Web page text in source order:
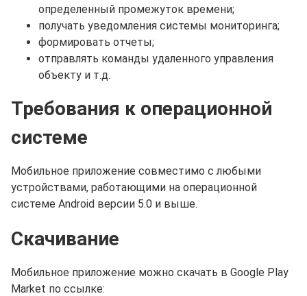
определенный промежуток времени;
получать уведомления системы мониторинга;
формировать отчеты;
отправлять команды удаленного управления
объекту и т.д.
Требования к операционной
системе
Мобильное приложение совместимо с любыми
устройствами, работающими на операционной
системе Android версии 5.0 и выше.
Скачивание
Мобильное приложение можно скачать в Google Play
Market по ссылке: